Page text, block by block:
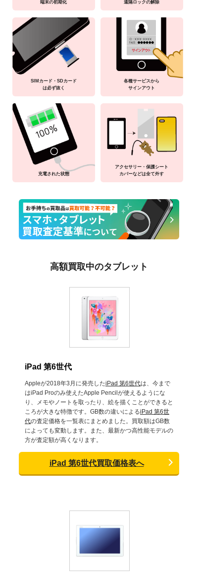
端末の初期化 遠隔ロックの解除
SIMカード・SDカード
は必ず抜く
各種サービスから
サインアウト
充電された状態
アクセサリー・保護シート
カバーなどは全て外す
高額買取中のタブレット
iPad 第6世代
Appleが2018年3月に発売したiPad 第6世代は、今まで
はiPad Proのみ使えたApple Pencilが使えるようにな
り、メモやノートを取ったり、絵を描くことができると
ころが大きな特徴です。GB数の違いによるiPad 第6世
代の査定価格を一覧表にまとめました。買取額はGB数
によっても変動します。また、最新かつ高性能モデルの
方が査定額が高くなります。
iPad 第6世代買取価格表へ